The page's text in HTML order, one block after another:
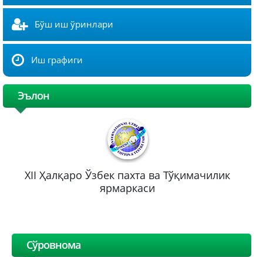
Бўш иш ўринлари
Иш графиги
Эълон
XII Ҳалқаро Ўзбек пахта ва Тўқимачилик
ярмаркаси
Сўровнома